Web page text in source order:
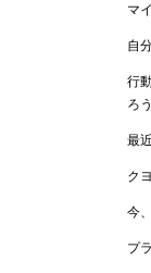
マ
自
行
ろ
最
ク
今
プ